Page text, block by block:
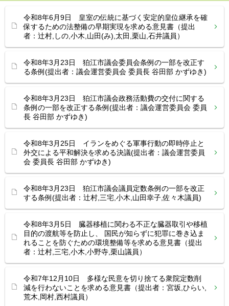
令和8年6月9日 皇室の伝統に基づく安定的皇位継承を確
保するための法整備の早期実現を求める意見書（提出
者：辻村,しの,小木,山田(み),太田,栗山,石井議員）
令和8年3月23日 狛江市議会委員会条例の一部を改正す
る条例(提出者：議会運営委員会 委員長 谷田部 かずゆき)
令和8年3月23日 狛江市議会政務活動費の交付に関する
条例の一部を改正する条例(提出者：議会運営委員会 委員
長 谷田部 かずゆき)
令和8年3月25日 イランをめぐる軍事行動の即時停止と
外交による平和解決を求める決議(提出者：議会運営委員
会 委員長 谷田部 かずゆき)
令和8年3月23日 狛江市議会議員定数条例の一部を改正
する条例(提出者：辻村,三宅,小木,山田幸子,佐々木議員)
令和8年3月5日 臓器移植に関わる不正な臓器取引や移植
目的の渡航等を防止し、 国民が知らずに犯罪に巻き込ま
れることを防ぐための環境整備等を求める意見書（提出
者：辻村,三宅,小木,小野寺,栗山議員）
令和7年12月10日 多様な民意を切り捨てる衆院定数削
減を行わないことを求める意見書（提出者：宮坂,ひらい,
荒木,岡村,西村議員）